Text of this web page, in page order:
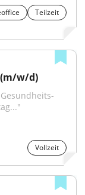
Teilzeit
(m/w/d)
Vollzeit